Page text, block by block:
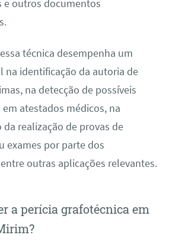
e outros documentos
técnica desempenha um
na identificação da autoria de
na detecção de possíveis
atestados médicos, na
realização de provas de
exames por parte dos
outras aplicações relevantes.
a perícia grafotécnica em